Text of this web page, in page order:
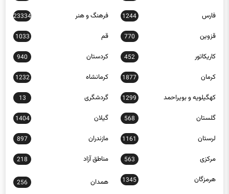
فارس 1244 فرهنگ و هنر 23334
قزوین 770 قم 1033
کاریکاتور 452 کردستان 940
کرمان 1877 کرمانشاه 1232
کهگیلویه و بویراحمد 1299 گردشگری 13
گلستان 568 گیلان 1404
لرستان 1161 مازندران 897
مرکزی 563 مناطق آزاد 218
هرمزگان 1345 همدان 256